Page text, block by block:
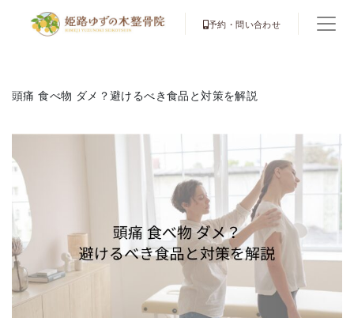
予約・問い合わせ
頭痛 食べ物 ダメ？避けるべき食品と対策を解説